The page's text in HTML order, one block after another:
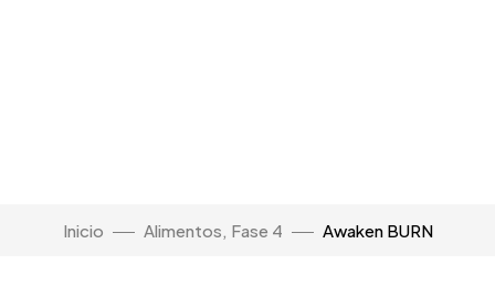
Inicio Alimentos, Fase 4 Awaken BURN